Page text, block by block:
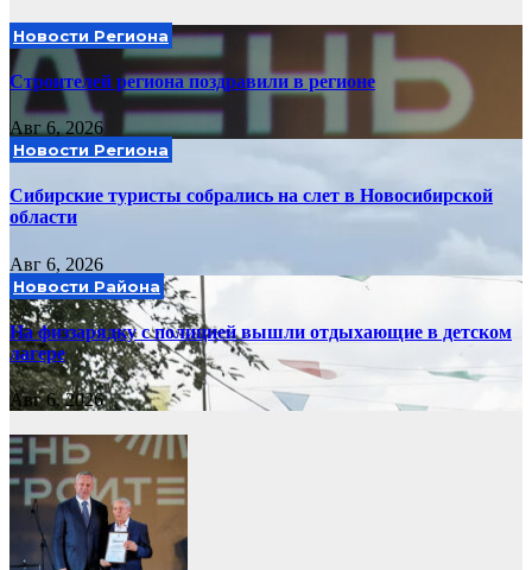
Новости Региона
Строителей региона поздравили в регионе
Авг 6, 2026
Новости Региона
Сибирские туристы собрались на слет в Новосибирской
области
Авг 6, 2026
Новости Района
На физзарядку с полицией вышли отдыхающие в детском
лагере
Авг 6, 2026